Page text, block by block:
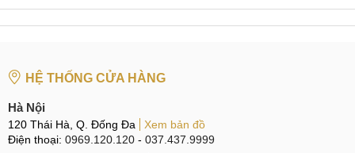
Trên đây là thông tin chi tiết về mẫu máy tính bảng cấu hình
khủng giá phải chăng của Lenovo chuẩn bị ra mắt. Bạn có
HỆ THỐNG CỬA HÀNG
Hà Nội
120 Thái Hà, Q. Đống Đa
Xem bản đồ
Điện thoại: 0969.120.120 - 037.437.9999